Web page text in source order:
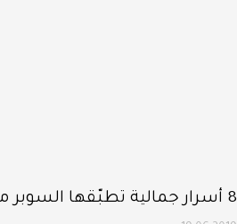
8 أسرار جمالية تطبّقها السوبر موديل Elsa Hosk